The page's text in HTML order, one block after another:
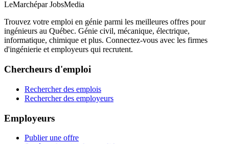
LeMarchépar JobsMedia
Trouvez votre emploi en génie parmi les meilleures offres pour
ingénieurs au Québec. Génie civil, mécanique, électrique,
informatique, chimique et plus. Connectez-vous avec les firmes
d'ingénierie et employeurs qui recrutent.
Chercheurs d'emploi
Rechercher des emplois
Rechercher des employeurs
Employeurs
Publier une offre